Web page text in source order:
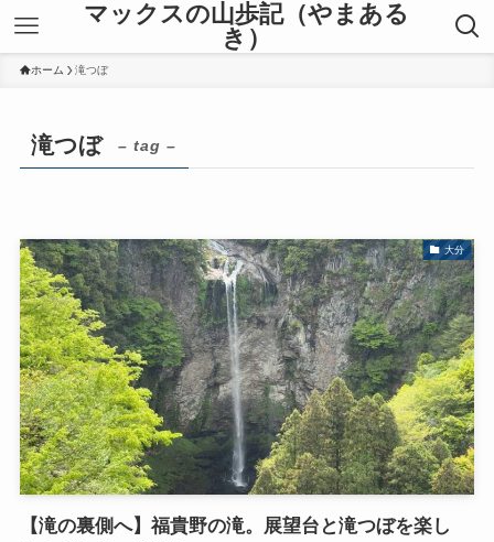
マックスの山歩記（やまある
き）
ホーム 滝つぼ
滝つぼ – tag –
大分
【滝の裏側へ】福貴野の滝。展望台と滝つぼを楽し